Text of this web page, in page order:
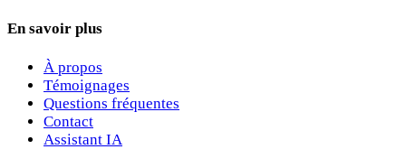
En savoir plus
À propos
Témoignages
Questions fréquentes
Contact
Assistant IA